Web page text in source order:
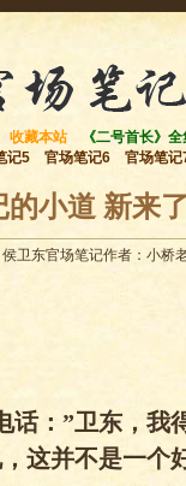
收藏本站 《二号首长》全
记5 官场笔记6 官场笔记
小道 新来
卫东官场笔记作者：小桥
：”卫东，我
这并不是一个